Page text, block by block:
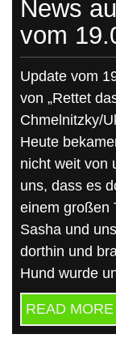
News
vom
Update vom
von „Rettet
Chmelnitzky/
Heute
nicht weit von
uns, dass es
einem großen
Sasha und
dorthin und
Hund wurde
READ MORE